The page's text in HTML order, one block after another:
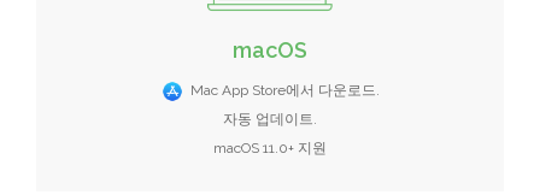
macOS
Mac App Store에서 다운로드.
자동 업데이트.
macOS 11.0+ 지원